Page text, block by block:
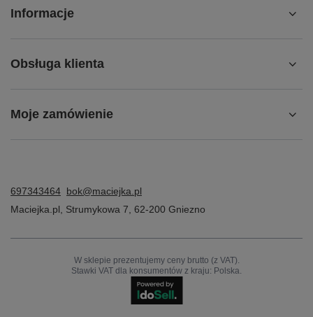
Konto
Informacje
Moje zamówienie
bok@maciejka.pl
,62-200Gniezno